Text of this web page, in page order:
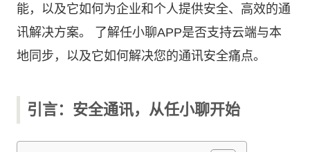
能，以及它如何为企业和个人提供安全、高效的通
讯解决方案。 了解任小聊APP是否支持云端与本
地同步，以及它如何解决您的通讯安全痛点。
引言：安全通讯，从任小聊开始